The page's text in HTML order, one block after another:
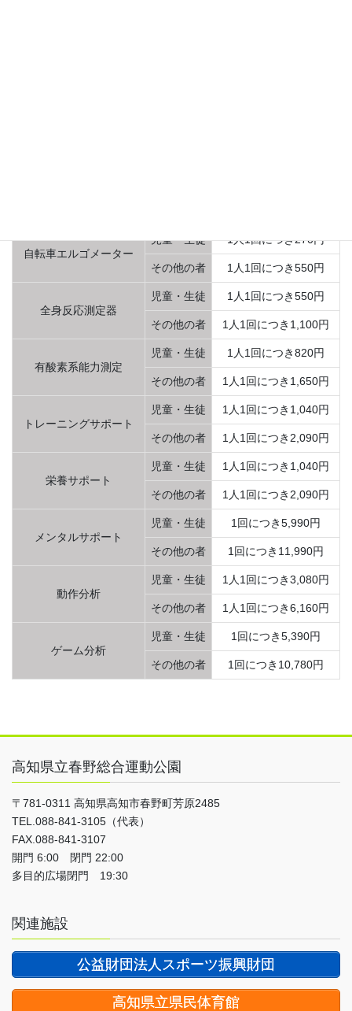
自転車エルゴメーター
児童・生徒 1人1回につき270円
その他の者 1人1回につき550円
全身反応測定器
児童・生徒 1人1回につき550円
その他の者 1人1回につき1,100円
有酸素系能力測定
児童・生徒 1人1回につき820円
その他の者 1人1回につき1,650円
トレーニングサポート
児童・生徒 1人1回につき1,040円
その他の者 1人1回につき2,090円
栄養サポート
児童・生徒 1人1回につき1,040円
その他の者 1人1回につき2,090円
メンタルサポート
児童・生徒 1回につき5,990円
その他の者 1回につき11,990円
動作分析
児童・生徒 1人1回につき3,080円
その他の者 1人1回につき6,160円
ゲーム分析
児童・生徒 1回につき5,390円
その他の者 1回につき10,780円
高知県立春野総合運動公園
〒781-0311 高知県高知市春野町芳原2485
TEL.088-841-3105（代表）
FAX.088-841-3107
開門 6:00 閉門 22:00
多目的広場閉門 19:30
関連施設
公益財団法人スポーツ振興財団
高知県立県民体育館